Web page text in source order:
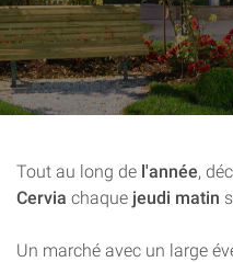
Tout au long de l'année,
Cervia chaque jeudi matin
Un marché avec un large